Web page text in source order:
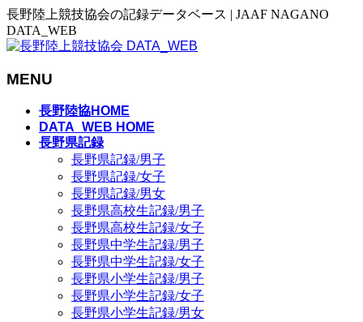
長野陸上競技協会の記録データベース | JAAF NAGANO
DATA_WEB
MENU
長野陸協HOME
DATA_WEB HOME
長野県記録
長野県記録/男子
長野県記録/女子
長野県記録/男女
長野県高校生記録/男子
長野県高校生記録/女子
長野県中学生記録/男子
長野県中学生記録/女子
長野県小学生記録/男子
長野県小学生記録/女子
長野県小学生記録/男女